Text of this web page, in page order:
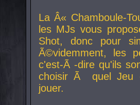
La Â« Chamboule-
les MJs vous
Shot, donc pour
Ã©videmment, les
c'est-Ã -dire qu'ils
choisir Ã quel Jeu
jouer.